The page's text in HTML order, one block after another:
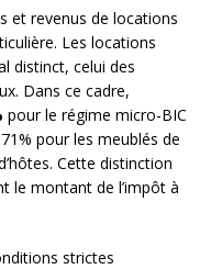
et revenus de locations
Les locations
distinct, celui des
Dans ce cadre,
pour le régime micro-BIC
pour les meublés de
Cette distinction
le montant de l’impôt à
strictes